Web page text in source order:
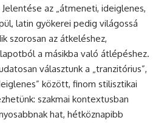
az „átmeneti, ideiglenes,
latin gyökerei pedig világossá
szorosan az átkeléshez,
a másikba való átlépéshez.
választunk a „tranzitórius”,
között, finom stilisztikai
szakmai kontextusban
hat, hétköznapibb